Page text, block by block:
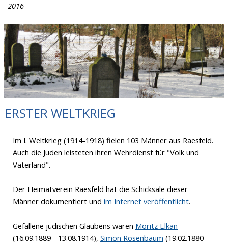
2016
ERSTER WELTKRIEG
Im I. Weltkrieg (1914-1918) fielen 103 Männer aus Raesfeld.
Auch die Juden leisteten ihren Wehrdienst für "Volk und
Vaterland".
Der Heimatverein Raesfeld hat die Schicksale dieser
Männer dokumentiert und im Internet veröffentlicht.
Gefallene jüdischen Glaubens waren Moritz Elkan
(16.09.1889 - 13.08.1914), Simon Rosenbaum (19.02.1880 -